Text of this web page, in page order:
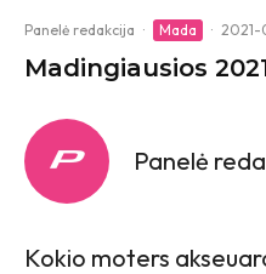
Panelė redakcija · Mada · 2021-
Madingiausios
Panelė
Kokio moters